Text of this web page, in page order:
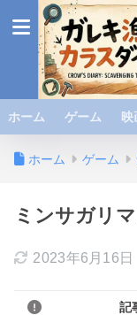
ホーム ゲーム
ホーム ゲーム
ミンサガリ
2023年6月16日
記